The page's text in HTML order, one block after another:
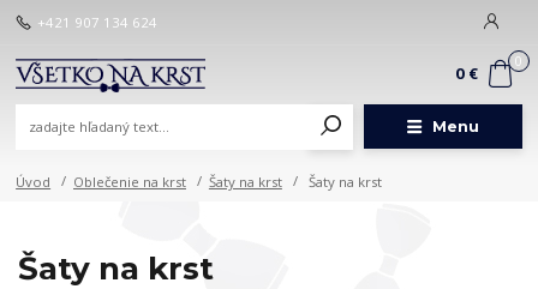
Menu
+421 907 134 624
0
0 €
Úvod Oblečenie na krst Šaty na krst Šaty na krst
Šaty na krst